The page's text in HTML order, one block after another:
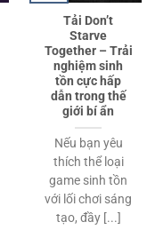
Tải Don’t
Starve
Together – Trải
nghiệm sinh
tồn cực hấp
dẫn trong thế
giới bí ẩn
Nếu bạn yêu
thích thể loại
game sinh tồn
với lối chơi sáng
tạo, đầy [...]